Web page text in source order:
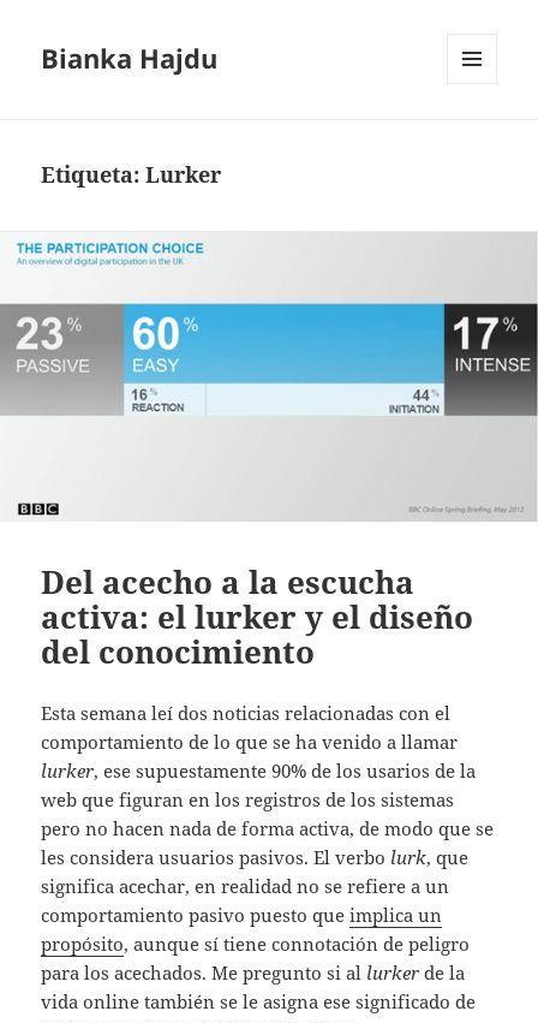
Bianka Hajdu
Etiqueta:Lurker
Del acecho a la escucha
activa: el lurker y el diseño
del conocimiento
Esta semana leí dos noticias relacionadas con el
comportamiento de lo que se ha venido a llamar
lurker, ese supuestamente 90% de los usarios de la
web que figuran en los registros de los sistemas
pero no hacen nada de forma activa, de modo que se
les considera usuarios pasivos. El verbo lurk, que
significa acechar, en realidad no se refiere a un
comportamiento pasivo puesto queimplica un
propósito, aunque sí tiene connotación de peligro
para los acechados. Me pregunto si al lurker de la
vida online también se le asigna ese significado de